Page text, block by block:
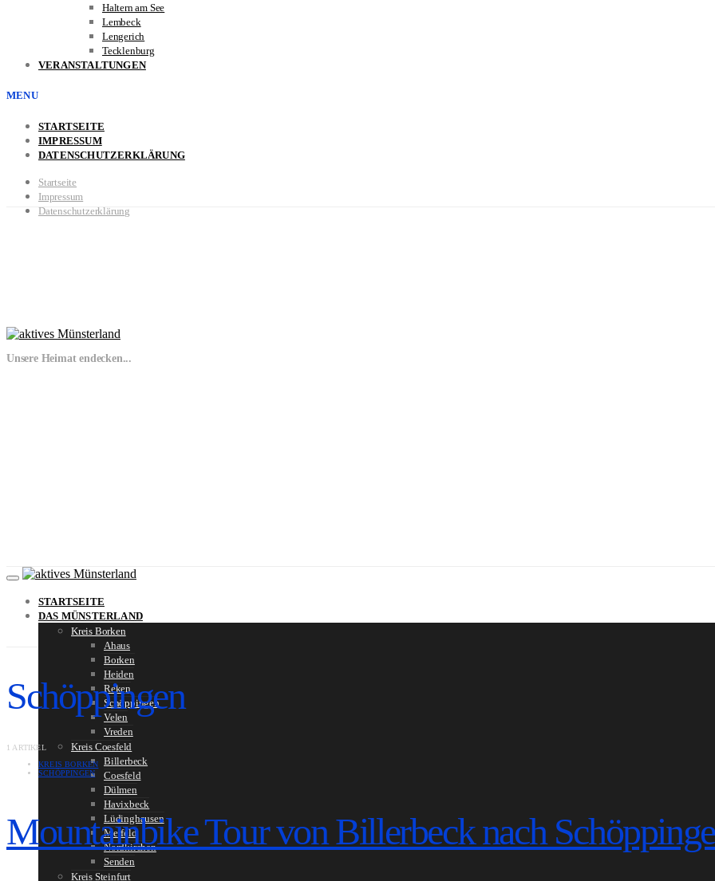
Haltern am See
Lembeck
Lengerich
Tecklenburg
VERANSTALTUNGEN
MENU
STARTSEITE
IMPRESSUM
DATENSCHUTZERKLÄRUNG
Startseite
Impressum
Datenschutzerklärung
Unsere Heimat endecken...
STARTSEITE
DAS MÜNSTERLAND
Kreis Borken
Ahaus
Borken
Heiden
Reken
Schöppingen
Velen
Vreden
Kreis Coesfeld
Billerbeck
Coesfeld
Dülmen
Havixbeck
Lüdinghausen
Merfeld
Nordkirchen
Senden
Kreis Steinfurt
Schöppingen
1 ARTIKEL
KREIS BORKEN
SCHÖPPINGEN
Mountainbike Tour von Billerbeck nach